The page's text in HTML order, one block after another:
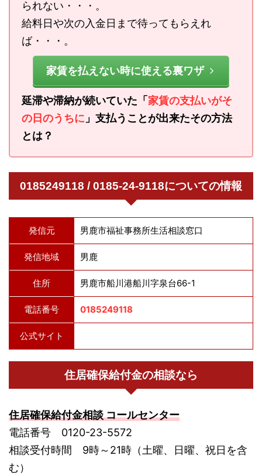
られない・・・。
給料日や次の入金日まで待ってもらえれ
ば・・・。
家賃を払えない時に使える裏ワザ
延滞や滞納が続いていた「 家賃の支払いがそ
の日のうちに 」支払うことが出来たその方法
とは？
0185249118 / 0185-24-9118についての情報
発信元 男鹿市福祉事務所生活相談窓口
発信地域 男鹿
住所 男鹿市船川港船川字泉台66-1
電話番号 0185249118
公式サイト
住居確保給付金の相談なら
住居確保給付金相談 コールセンター
電話番号 0120-23-5572
相談受付時間 9時～21時（土曜、日曜、祝日を含
む）